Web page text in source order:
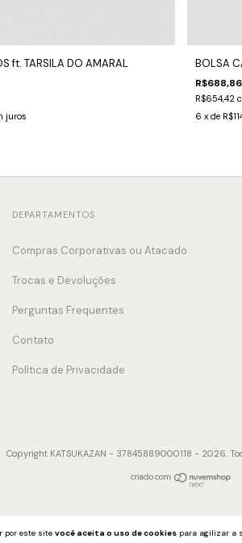
por este site você aceita o uso de cookies para agilizar a
ft. TARSILA DO AMARAL
juros
BOLSA
R$688,86
R$654,42
6 x de
DEPARTAMENTOS
Compras Corporativas ou Atacado
Trocas e Devoluções
Perguntas Frequentes
Contato
Política de Privacidade
Copyright KATSUKAZAN - 37845889000118 - 2026.